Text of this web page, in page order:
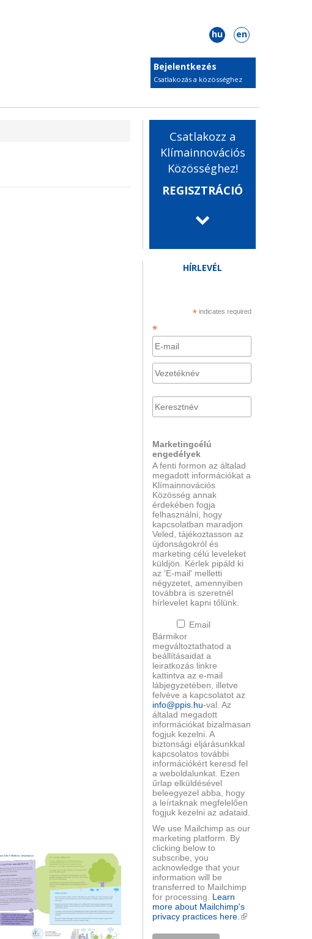
hu
en
Bejelentkezés
Csatlakozás a közösséghez
Csatlakozz a
Klímainnovációs
Közösséghez!
REGISZTRÁCIÓ
HÍRLEVÉL
* indicates required
*
Marketingcélú
engedélyek
A fenti formon az általad
megadott információkat a
Klímainnovációs
Közösség annak
érdekében fogja
felhasználni, hogy
kapcsolatban maradjon
Veled, tájékoztasson az
újdonságokról és
marketing célú leveleket
küldjön. Kérlek pipáld ki
az 'E-mail' melletti
négyzetet, amennyiben
továbbra is szeretnél
hírlevelet kapni tőlünk.
Email
Bármikor
megváltoztathatod a
beállításaidat a
leiratkozás linkre
kattintva az e-mail
lábjegyzetében, illetve
felvéve a kapcsolatot az
info@ppis.hu-val. Az
általad megadott
információkat bizalmasan
fogjuk kezelni. A
biztonsági eljárásunkkal
kapcsolatos további
információkért keresd fel
a weboldalunkat. Ezen
űrlap elküldésével
beleegyezel abba, hogy
a leírtaknak megfelelően
fogjuk kezelni az adataid.
We use Mailchimp as our
marketing platform. By
clicking below to
subscribe, you
acknowledge that your
information will be
transferred to Mailchimp
for processing. Learn
more about Mailchimp's
privacy practices here. (külső